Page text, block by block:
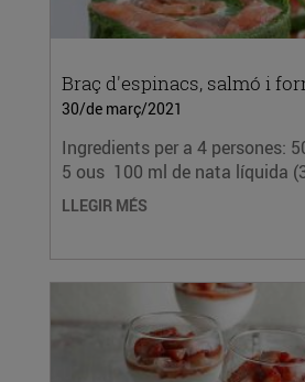
Braç d'espinacs, salmó i
30/de març/2021
Ingredients per a 4 persones:
5 ous 100 ml de nata líquida
LLEGIR MÉS